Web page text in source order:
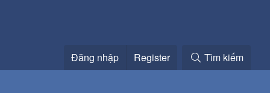
Đăng nhập Register Tìm kiếm